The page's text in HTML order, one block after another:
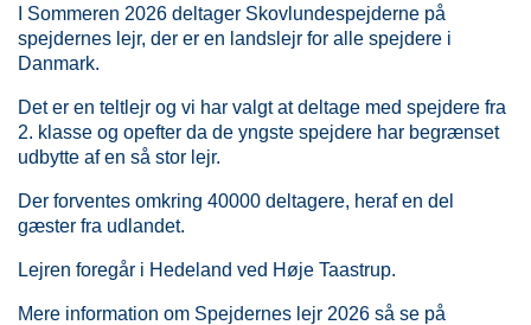
I Sommeren 2026 deltager Skovlundespejderne på
spejdernes lejr, der er en landslejr for alle spejdere i
Danmark.
Det er en teltlejr og vi har valgt at deltage med spejdere fra
2. klasse og opefter da de yngste spejdere har begrænset
udbytte af en så stor lejr.
Der forventes omkring 40000 deltagere, heraf en del
gæster fra udlandet.
Lejren foregår i Hedeland ved Høje Taastrup.
Mere information om Spejdernes lejr 2026 så se på